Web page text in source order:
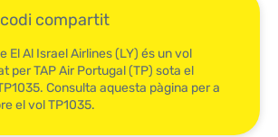
compartit
El Al Israel Airlines (LY) és un vol
per TAP Air Portugal (TP) sota el
Consulta aquesta pàgina per a
el vol TP1035.